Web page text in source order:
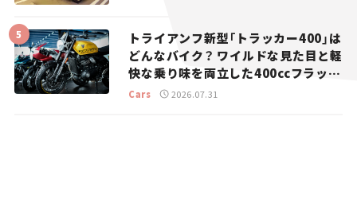
トライアンフ新型「トラッカー400」は
どんなバイク？ ワイルドな見た目と軽
快な乗り味を両立した400ccフラット
トラッカー【試乗レビュー】
Cars 2026.07.31